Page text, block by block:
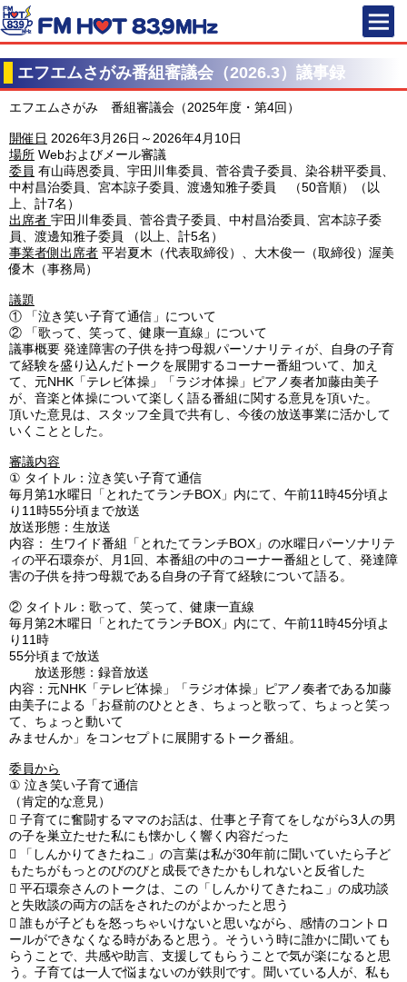
FM HOT
エフエムさがみ番組審議会（2026.3）議事録
エフエムさがみ 番組審議会（2025年度・第4回）
開催日 2026年3月26日～2026年4月10日
場所 Webおよびメール審議
委員 有山蒔恩委員、宇田川隼委員、菅谷貴子委員、染谷耕平委員、
中村昌治委員、宮本諒子委員、渡邊知雅子委員 （50音順）（以
上、計7名）
出席者 宇田川隼委員、菅谷貴子委員、中村昌治委員、宮本諒子委
員、渡邊知雅子委員 （以上、計5名）
事業者側出席者 平岩夏木（代表取締役）、大木俊一（取締役）渥美
優木（事務局）
議題
①
「泣き笑い子育て通信」について
②
「歌って、笑って、健康一直線」について
議事概要 発達障害の子供を持つ母親パーソナリティが、自身の子育
て経験を盛り込んだトークを展開するコーナー番組ついて、加え
て、元NHK「テレビ体操」「ラジオ体操」ピアノ奏者加藤由美子
が、音楽と体操について楽しく語る番組に関する意見を頂いた。
頂いた意見は、スタッフ全員で共有し、今後の放送事業に活かして
いくこととした。
審議内容
① タイトル：泣き笑い子育て通信
毎月第1水曜日「とれたてランチBOX」内にて、午前11時45分頃よ
り11時55分頃まで放送
放送形態：生放送
内容： 生ワイド番組「とれたてランチBOX」の水曜日パーソナリテ
ィの平石環奈が、月1回、本番組の中のコーナー番組として、発達障
害の子供を持つ母親である自身の子育て経験について語る。
② タイトル：歌って、笑って、健康一直線
毎月第2木曜日「とれたてランチBOX」内にて、午前11時45分頃よ
り11時
55分頃まで放送
放送形態：録音放送
内容：元NHK「テレビ体操」「ラジオ体操」ピアノ奏者である加藤
由美子による「お昼前のひととき、ちょっと歌って、ちょっと笑っ
て、ちょっと動いて
みませんか」をコンセプトに展開するトーク番組。
委員から
① 泣き笑い子育て通信
（肯定的な意見）
 子育てに奮闘するママのお話は、仕事と子育てをしながら3人の男
の子を巣立たせた私にも懐かしく響く内容だった

「しんかりてきたねこ」の言葉は私が30年前に聞いていたら子ど
もたちがもっとのびのびと成長できたかもしれないと反省した
 平石環奈さんのトークは、この「しんかりてきたねこ」の成功談
と失敗談の両方の話をされたのがよかったと思う
 誰もが子どもを怒っちゃいけないと思いながら、感情のコントロ
ールができなくなる時があると思う。そういう時に誰かに聞いても
らうことで、共感や助言、支援してもらうことで気が楽になると思
う。子育ては一人で悩まないのが鉄則です。聞いている人が、私も